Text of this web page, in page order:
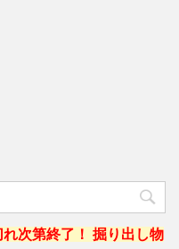
次第終了！ 掘り出し物